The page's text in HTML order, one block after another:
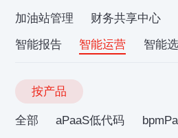
加油站管理
财务共享中心
智能报告
智能运营 智能
按产品
全部 aPaaS低代码